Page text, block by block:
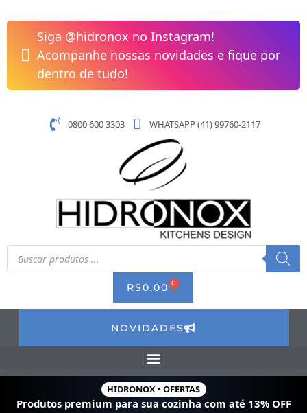
para
conteúdo
Siga @hidronox no Instagram!
Acompanhe nossas novidades e fique por
dentro de tudo!
0800 600 3303 WHATSAPP (41) 99760-2117
Pesquisar
produtos
R$0,00 0 CART
NOVIDADES
HIDRONOX • OFERTAS
Produtos premium para sua cozinha com até 13% OFF